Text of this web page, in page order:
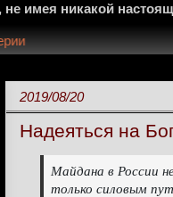
не имея никакой
2019/08/20
Надеяться на
Майдана в России
только силовым